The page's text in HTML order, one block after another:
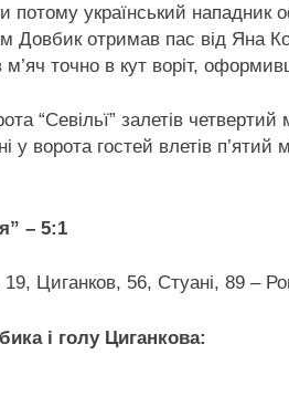
потому український
Довбик отримав пас від Яна
точно в кут воріт,
“Севільї” залетів
ворота гостей влетів п’ятий
– 5:1
Циганков, 56, Стуані, 89 –
і голу Циганкова: